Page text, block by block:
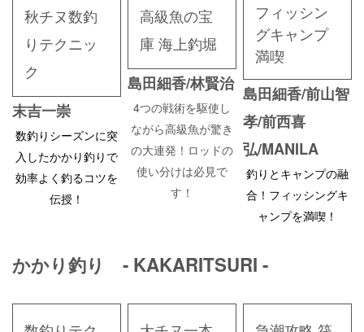
秋チヌ数釣
りテクニッ
ク
末吉一崇
数釣りシーズンに突
入したかかり釣りで
効率よく釣るコツを
伝授！
高級魚の宝
庫 海上釣堀
島田細香/林賢治
4つの戦術を駆使し
ながら高級魚が驚き
の大連発！ロッドの
使い分けは必見で
す！
フィッシン
グキャンプ
満喫
島田細香/前山智
孝/前西喜
弘/MANILA
釣りとキャンプの融
合！フィッシングキ
ャンプを満喫！
かかり釣り - KAKARITSURI -